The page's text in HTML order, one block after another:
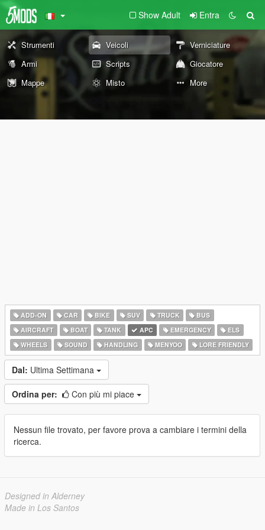
Show Adult Entra
Strumenti Veicoli
Verniciature
Armi
Scripts
Giocatore
Mappe
Misto More
ADD-ON CAR BIKE SUV TRUCK
BUS
AIRCRAFT
BOAT TANK APC EMERGENCY
ELS
WHEELS
SOUND HANDLING MENYOO LORE FRIENDLY
Dal: Ultima Settimana
Ordina per: Con più mi piace
Nessun file trovato, per favore prova a cambiare i termini della
ricerca.
Designed in Alderney
Made in Los Santos